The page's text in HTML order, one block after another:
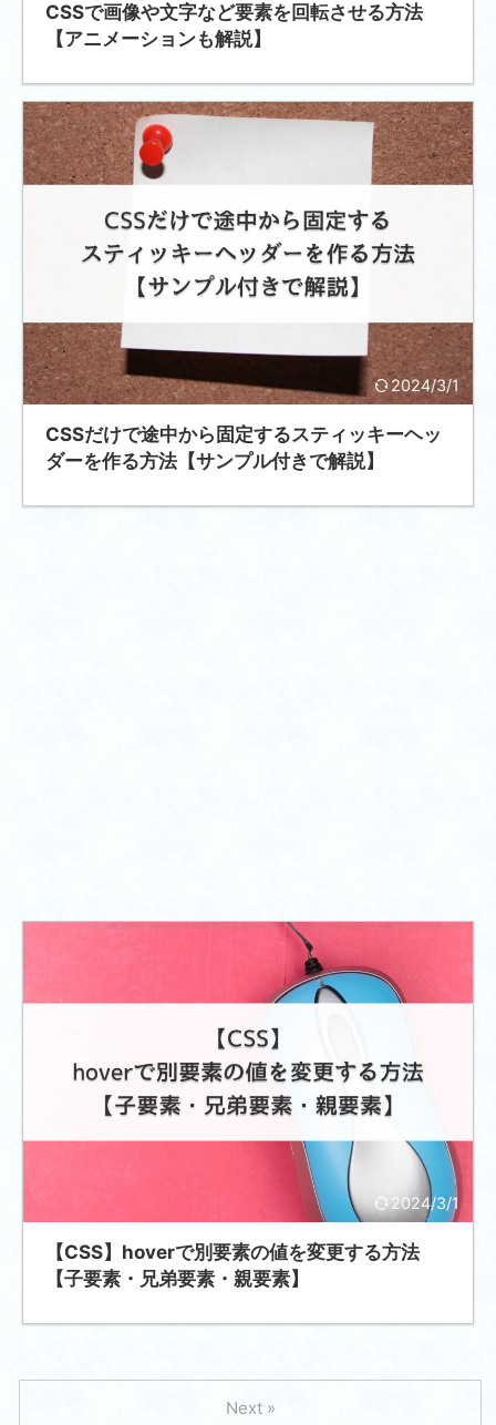
CSSで画像や文字など要素を回転させる方法
【アニメーションも解説】
2024/3/1
CSSだけで途中から固定するスティッキーヘッ
ダーを作る方法【サンプル付きで解説】
2024/3/1
【CSS】hoverで別要素の値を変更する方法
【子要素・兄弟要素・親要素】
Next »